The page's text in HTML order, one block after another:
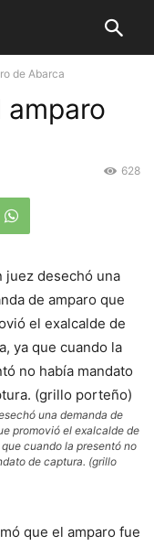
de Abarca
amparo
628
una demanda de
promovió el exalcalde de
cuando la presentó no
de captura. (grillo
que el amparo fue